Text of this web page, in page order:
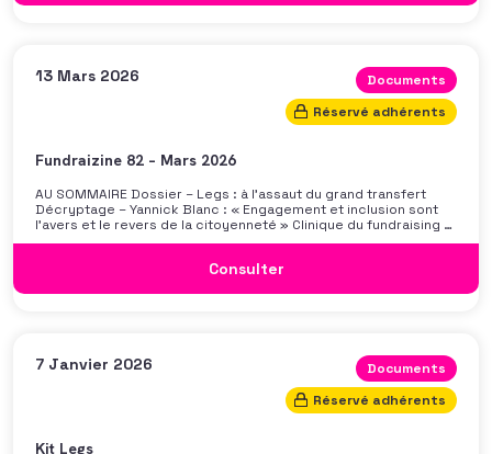
collectivement […]
13 Mars 2026
Documents
Réservé adhérents
Fundraizine 82 – Mars 2026
AU SOMMAIRE Dossier – Legs : à l’assaut du grand transfert
Décryptage – Yannick Blanc : « Engagement et inclusion sont
l’avers et le revers de la citoyenneté » Clinique du fundraising –
Grands do : comment faire sa demande ?
Consulter
7 Janvier 2026
Documents
Réservé adhérents
Kit Legs